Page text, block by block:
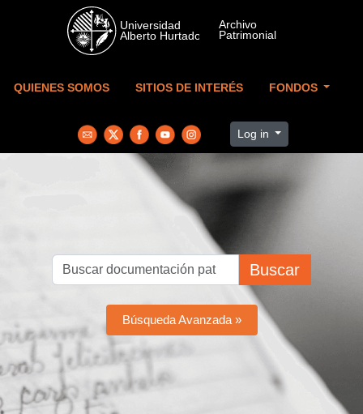
Skip to main content
QUIENES SOMOS SITIOS DE INTERÉS FONDOS
Log in
Buscar
Búsqueda Avanzada »